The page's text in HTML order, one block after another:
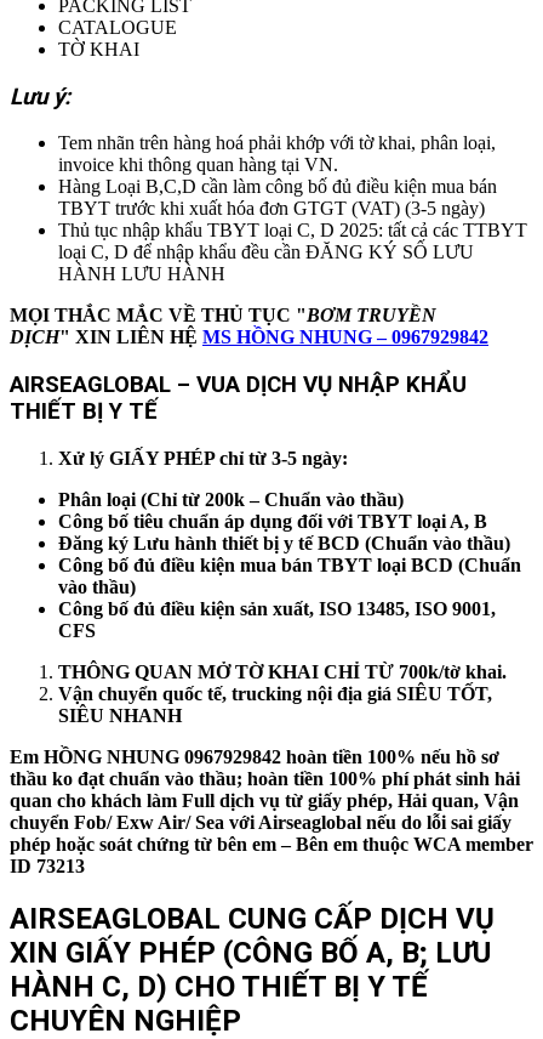
PACKING LIST
CATALOGUE
TỜ KHAI
Lưu ý:
Tem nhãn trên hàng hoá phải khớp với tờ khai, phân loại,
invoice khi thông quan hàng tại VN.
Hàng Loại B,C,D cần làm công bố đủ điều kiện mua bán
TBYT trước khi xuất hóa đơn GTGT (VAT) (3-5 ngày)
Thủ tục nhập khẩu TBYT loại C, D 2025: tất cả các TTBYT
loại C, D để nhập khẩu đều cần ĐĂNG KÝ SỐ LƯU
HÀNH LƯU HÀNH
MỌI THẮC MẮC VỀ THỦ TỤC "BƠM TRUYỀN
DỊCH" XIN LIÊN HỆ MS HỒNG NHUNG – 0967929842
AIRSEAGLOBAL – VUA DỊCH VỤ NHẬP KHẨU
THIẾT BỊ Y TẾ
Xử lý GIẤY PHÉP chỉ từ 3-5 ngày:
Phân loại (Chỉ từ 200k – Chuẩn vào thầu)
Công bố tiêu chuẩn áp dụng đối với TBYT loại A, B
Đăng ký Lưu hành thiết bị y tế BCD (Chuẩn vào thầu)
Công bố đủ điều kiện mua bán TBYT loại BCD (Chuẩn
vào thầu)
Công bố đủ điều kiện sản xuất, ISO 13485, ISO 9001,
CFS
THÔNG QUAN MỞ TỜ KHAI CHỈ TỪ 700k/tờ khai.
Vận chuyển quốc tế, trucking nội địa giá SIÊU TỐT,
SIÊU NHANH
Em HỒNG NHUNG 0967929842 hoàn tiền 100% nếu hồ sơ
thầu ko đạt chuẩn vào thầu; hoàn tiền 100% phí phát sinh hải
quan cho khách làm Full dịch vụ từ giấy phép, Hải quan, Vận
chuyển Fob/ Exw Air/ Sea với Airseaglobal nếu do lỗi sai giấy
phép hoặc soát chứng từ bên em – Bên em thuộc WCA member
ID 73213
AIRSEAGLOBAL CUNG CẤP DỊCH VỤ
XIN GIẤY PHÉP (CÔNG BỐ A, B; LƯU
HÀNH C, D) CHO THIẾT BỊ Y TẾ
CHUYÊN NGHIỆP